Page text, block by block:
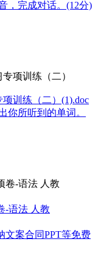
，完成对话。(12分)
项训练（二）(1).doc
你所听到的单词。
-语法 人教
文案合同PPT等免费